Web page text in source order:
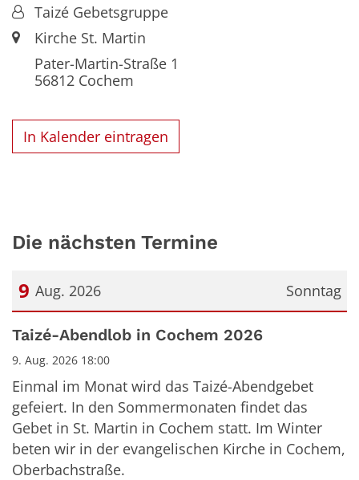
Von:Taizé Gebetsgruppe
Ort:Kirche St. Martin
Pater-Martin-Straße 1
56812Cochem
In Kalender eintragen
Die nächsten Termine
Sonntag
9 Aug. 2026
Datum: 9. August 2026
Taizé-Abendlob in Cochem 2026
9. Aug. 2026 18:00
Einmal im Monat wird das Taizé-Abendgebet
gefeiert. In den Sommermonaten findet das
Gebet in St. Martin in Cochem statt. Im Winter
beten wir in der evangelischen Kirche in Cochem,
Oberbachstraße.